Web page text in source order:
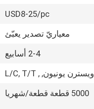
USD8-25/pc
معياريّ تصدير يعبّئ
2-4 أسابيع
ويسترن يونيون, , L/C, T/T
5000 قطعة قطعة/شهريا